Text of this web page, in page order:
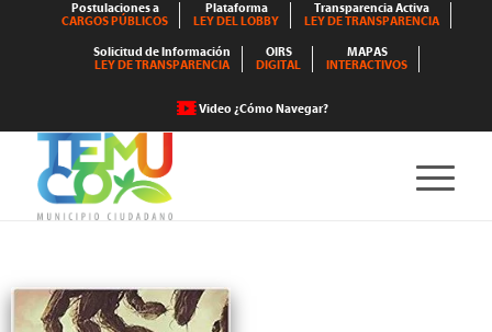
Postulaciones a
CARGOS PÚBLICOS
Plataforma
LEY DEL LOBBY
Transparencia Activa
LEY DE TRANSPARENCIA
Solicitud de Información
LEY DE TRANSPARENCIA
OIRS
DIGITAL
MAPAS
INTERACTIVOS
Video ¿Cómo Navegar?